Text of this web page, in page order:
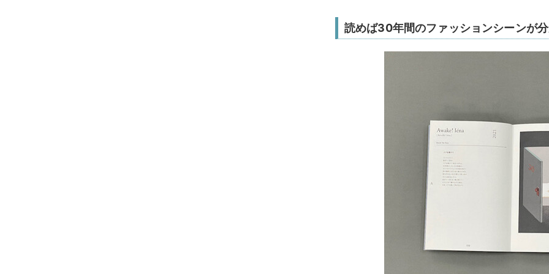
読めば30年間のファッションシーンが